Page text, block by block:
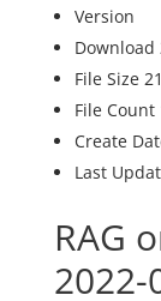
Version
Download
File Size
File Count
Create
Last
RAG
2022-